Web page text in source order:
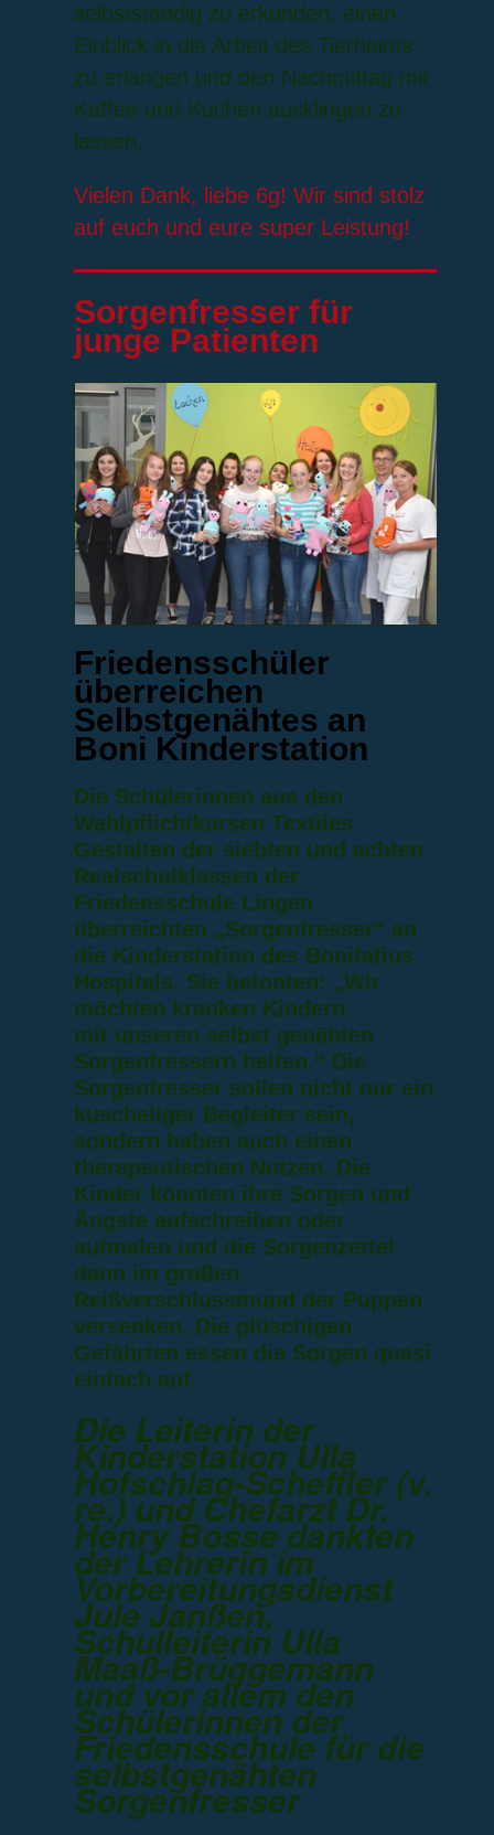
selbstständig zu erkunden, einen
Einblick in die Arbeit des Tierheims
zu erlangen und den Nachmittag mit
Kaffee und Kuchen ausklingen zu
lassen.
Vielen Dank, liebe 6g! Wir sind stolz
auf euch und eure super Leistung!
Sorgenfresser für
junge Patienten
Friedensschüler
überreichen
Selbstgenähtes an
Boni Kinderstation
Die Schülerinnen aus den
Wahlpflichtkursen Textiles
Gestalten der siebten und achten
Realschulklassen der
Friedensschule Lingen
überreichten „Sorgenfresser“ an
die Kinderstation des Bonifatius
Hospitals. Sie betonten: „Wir
möchten kranken Kindern
mit unseren selbst genähten
Sorgenfressern helfen.“ Die
Sorgenfresser sollen nicht nur ein
kuscheliger Begleiter sein,
sondern haben auch einen
therapeutischen Nutzen. Die
Kinder könnten ihre Sorgen und
Ängste aufschreiben oder
aufmalen und die Sorgenzettel
dann im großen
Reißverschlussmund der Puppen
versenken. Die plüschigen
Gefährten essen die Sorgen quasi
einfach auf.
Die Leiterin der
Kinderstation Ulla
Hofschlag-Scheffler (v.
re.) und Chefarzt Dr.
Henry Bosse dankten
der Lehrerin im
Vorbereitungsdienst
Jule Janßen,
Schulleiterin Ulla
Maaß-Brüggemann
und vor allem den
Schülerinnen der
Friedensschule für die
selbstgenähten
Sorgenfresser